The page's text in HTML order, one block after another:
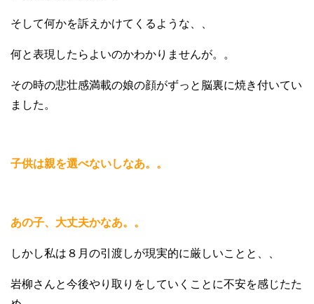
そして何かを訴えかけてくるような、、
何と表現したらよいのかわかりませんが。。
その時の悲壮感満載の娘の顔がずっと脳裏に焼き付いてい
ました。
子供は親を選べないしなあ。。
あの子、大丈夫かなあ。。
しかし私は８月の引渡しが現実的に厳しいことと、、
岩柳さんと今後やり取りをしていくことに不安を感じたた